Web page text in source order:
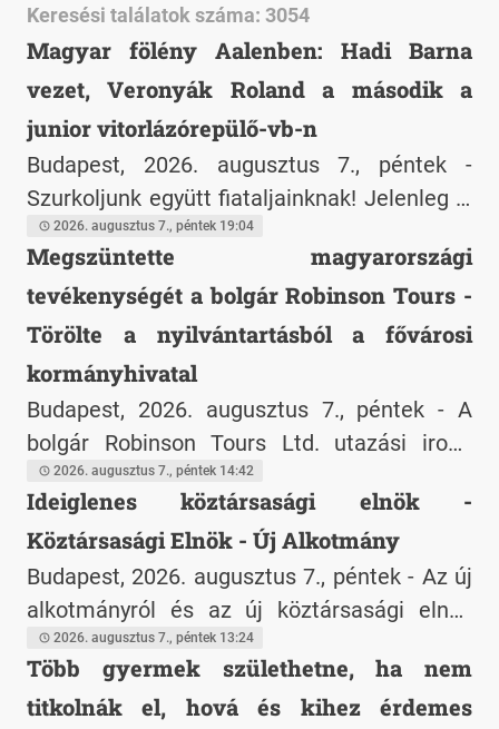
Keresési találatok száma: 3054
Magyar fölény Aalenben: Hadi Barna
vezet, Veronyák Roland a második a
junior vitorlázórepülő-vb-n
Budapest, 2026. augusztus 7., péntek -
Szurkoljunk együtt fiataljainknak! Jelenleg is
zajlik a németországi Aalenben az Ifjúsági
Vitorlázórepülő Világbajnokság, ahol a
magyar csapat fantasztikus teljesítményt
nyújt.
2026. augusztus 7., péntek 19:04
Megszüntette magyarországi
tevékenységét a bolgár Robinson Tours -
Törölte a nyilvántartásból a fővárosi
kormányhivatal
Budapest, 2026. augusztus 7., péntek - A
bolgár Robinson Tours Ltd. utazási iroda
hivatalos bejelentést tett Budapest Főváros
Kormányhivatala felé, amelyben -
fizetésképtelenségi helyzetére hivatkozva -
jelezte magyarországi tevékenységének
megszüntetését. A kormányhivatal ennek
alapján 2026. augusztus 7-én törölte a
társaságot a határon átnyúló
szolgáltatásnyújtás keretében Magyarország
2026. augusztus 7., péntek 14:42
Ideiglenes köztársasági elnök -
Köztársasági Elnök - Új Alkotmány
Budapest, 2026. augusztus 7., péntek - Az új
alkotmányról és az új köztársasági elnök
személyének a jelöléséről és a
megválasztásáról nyújtott be javaslat-
csomagot a kormánynak és a parlamenti
2026. augusztus 7., péntek 13:24
Több gyermek születhetne, ha nem
titkolnák el, hová és kihez érdemes